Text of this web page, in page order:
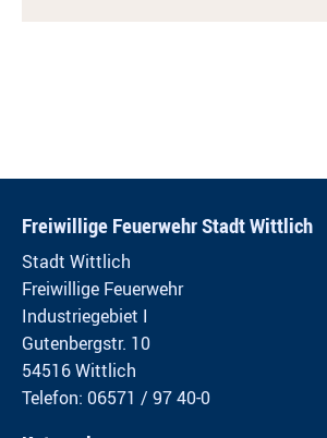
Freiwillige Feuerwehr Stadt Wittlich
Stadt Wittlich
Freiwillige Feuerwehr
Industriegebiet I
Gutenbergstr. 10
54516 Wittlich
Telefon: 06571 / 97 40-0